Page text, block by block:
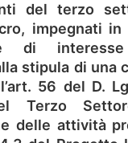
del terzo
impegnati in
di
stipula di una
56 del D.
Terzo
delle attività